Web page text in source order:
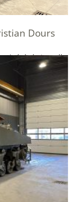
Dours
de la tourelle